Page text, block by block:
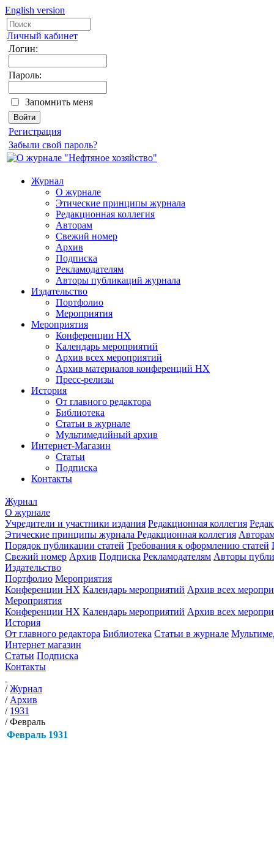
English version
Личный кабинет
Логин:
Пароль:
Запомнить меня
Регистрация
Забыли свой пароль?
Журнал
О журнале
Этические принципы журнала
Редакционная коллегия
Авторам
Свежий номер
Архив
Подписка
Рекламодателям
Авторы публикаций журнала
Издательство
Портфолио
Мероприятия
Мероприятия
Конференции НХ
Календарь мероприятий
Архив всех мероприятий
Архив материалов конференций НХ
Пресс-релизы
История
От главного редактора
Библиотека
Статьи в журнале
Мультимедийный архив
Интернет-Магазин
Статьи
Подписка
Контакты
Журнал
О журнале
Учредители и участники издания Редакционная коллегия
Этические принципы журнала Редакционная коллегия
Порядок публикации статей Требования к оформлению статей
Свежий номер Архив Подписка Рекламодателям Авторы
Издательство
Портфолио Мероприятия
Конференции НХ Календарь мероприятий Архив всех
Мероприятия
Конференции НХ Календарь мероприятий Архив всех
История
От главного редактора Библиотека Статьи в журнале
Интернет магазин
Статьи Подписка
Контакты
/Журнал
/ Архив
/ 1931
/Февраль
Февраль 1931